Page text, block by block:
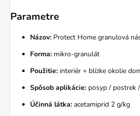
Parametre
Názov: Protect Home granulová
Forma: mikro-granulát
Použitie: interiér + blízke okolie
Spôsob aplikácie: posyp / postrek
Účinná látka: acetamiprid 2 g/kg